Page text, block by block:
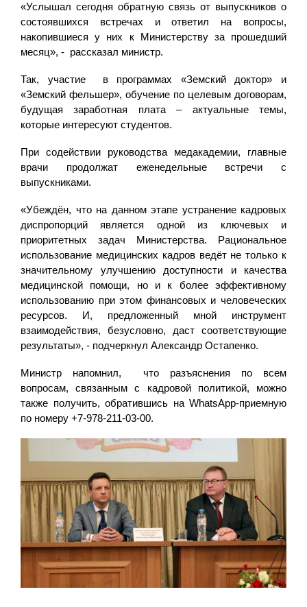
«Услышал сегодня обратную связь от выпускников о
состоявшихся встречах и ответил на вопросы,
накопившиеся у них к Министерству за прошедший
месяц», - рассказал министр.
Так, участие в программах «Земский доктор» и
«Земский фельшер», обучение по целевым договорам,
будущая заработная плата – актуальные темы,
которые интересуют студентов.
При содействии руководства медакадемии, главные
врачи продолжат еженедельные встречи с
выпускниками.
«Убеждён, что на данном этапе устранение кадровых
диспропорций является одной из ключевых и
приоритетных задач Министерства. Рациональное
использование медицинских кадров ведёт не только к
значительному улучшению доступности и качества
медицинской помощи, но и к более эффективному
использованию при этом финансовых и человеческих
ресурсов. И, предложенный мной инструмент
взаимодействия, безусловно, даст соответствующие
результаты», - подчеркнул Александр Остапенко.
Министр напомнил, что разъяснения по всем
вопросам, связанным с кадровой политикой, можно
также получить, обратившись на WhatsApp-приемную
по номеру +7-978-211-03-00.